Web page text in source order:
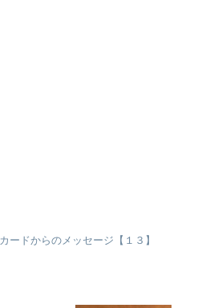
カードからのメッセージ【１３】